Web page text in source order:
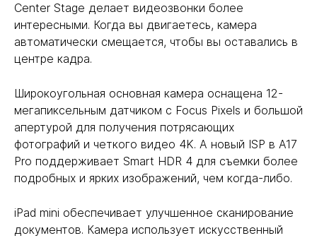
Center Stage делает видеозвонки более
интересными. Когда вы двигаетесь, камера
автоматически смещается, чтобы вы оставались в
центре кадра.
Широкоугольная основная камера оснащена 12-
мегапиксельным датчиком с Focus Pixels и большой
апертурой для получения потрясающих
фотографий и четкого видео 4K. А новый ISP в A17
Pro поддерживает Smart HDR 4 для съемки более
подробных и ярких изображений, чем когда-либо.
iPad mini обеспечивает улучшенное сканирование
документов. Камера использует искусственный